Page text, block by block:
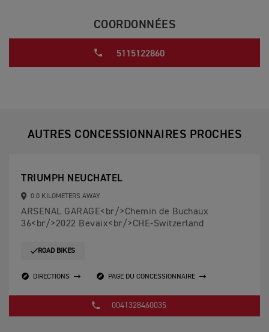
COORDONNÉES
5115122860
AUTRES CONCESSIONNAIRES PROCHES
TRIUMPH NEUCHATEL
0.0 KILOMETERS AWAY
ARSENAL GARAGE<br/>Chemin de Buchaux
36<br/>2022 Bevaix<br/>CHE-Switzerland
ROAD BIKES
DIRECTIONS PAGE DU CONCESSIONNAIRE
0041328460035